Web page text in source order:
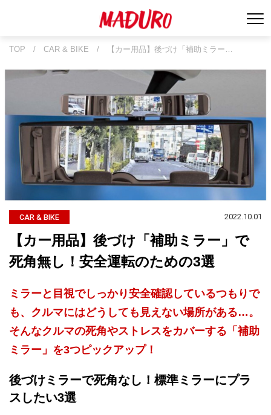
TOP / CAR & BIKE / 【カー用品】後づけ「補助ミラー…
CAR & BIKE 2022.10.01
【カー用品】後づけ「補助ミラー」で
死角無し！安全運転のための3選
ミラーと目視でしっかり安全確認しているつもりで
も、クルマにはどうしても見えない場所がある…。
そんなクルマの死角やストレスをカバーする「補助
ミラー」を3つピックアップ！
後づけミラーで死角なし！標準ミラーにプラ
スしたい3選